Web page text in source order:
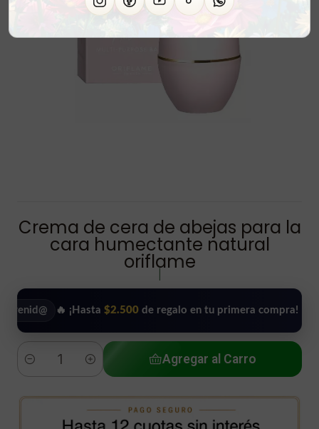
Crema de cera de abejas para la
cara humectante natural
oriflame
🔥 ¡Hasta $2.500de regalo en tu primera compra! •
Cantidad
Agregar al Carro